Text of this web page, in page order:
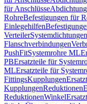
für Anschlüsse
RohreBefestigungen für
Einlegehilfen
VerteilerSystemdichtungen
Flanschverbindungen
PushFitSystemrohre ML
PBErsatzteile für
MLErsatzteile für
FittingsKupplungen
KupplungenReduktionen
ReduktionenWinkel